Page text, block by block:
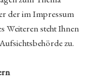
der im Impressum
Weiteren steht Ihnen
zu.